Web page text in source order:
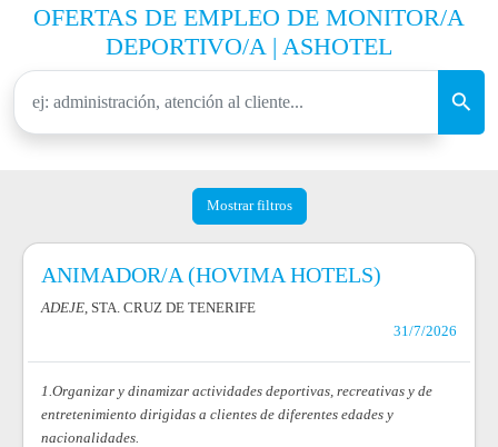
OFERTAS DE EMPLEO DE MONITOR/A
DEPORTIVO/A | ASHOTEL
Mostrar filtros
ANIMADOR/A (HOVIMA HOTELS)
ADEJE, STA. CRUZ DE TENERIFE
31/7/2026
1.Organizar y dinamizar actividades deportivas, recreativas y de
entretenimiento dirigidas a clientes de diferentes edades y
nacionalidades.